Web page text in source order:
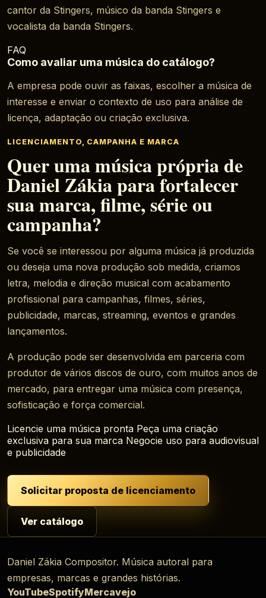
cantor da Stingers, músico da banda Stingers e
vocalista da banda Stingers.
FAQ
Como avaliar uma música do catálogo?
A empresa pode ouvir as faixas, escolher a música de
interesse e enviar o contexto de uso para análise de
licença, adaptação ou criação exclusiva.
LICENCIAMENTO, CAMPANHA E MARCA
Quer uma música própria de
Daniel Zákia para fortalecer
sua marca, filme, série ou
campanha?
Se você se interessou por alguma música já produzida
ou deseja uma nova produção sob medida, criamos
letra, melodia e direção musical com acabamento
profissional para campanhas, filmes, séries,
publicidade, marcas, streaming, eventos e grandes
lançamentos.
A produção pode ser desenvolvida em parceria com
produtor de vários discos de ouro, com muitos anos de
mercado, para entregar uma música com presença,
sofisticação e força comercial.
Licencie uma música pronta Peça uma criação
exclusiva para sua marca Negocie uso para audiovisual
e publicidade
Solicitar proposta de licenciamento
Ver catálogo
Daniel Zákia Compositor. Música autoral para
empresas, marcas e grandes histórias.
YouTubeSpotifyMercavejo